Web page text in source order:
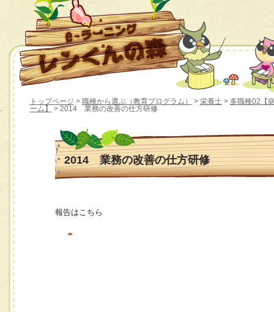
トップページ > 職種から選ぶ（教育プログラム） > 栄養士> 多職種02【
ーム】
> 2014 業務の改善の仕方研修
2014 業務の改善の仕方研修
報告はこちら